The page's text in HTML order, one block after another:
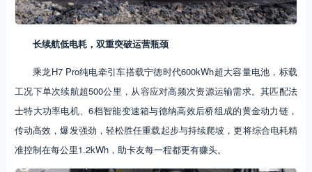
长续航低电耗，双重突破运营瓶颈
乘龙H7 Pro纯电牵引车搭载宁德时代600kWh超大容量电池，标载
工况下单次续航超500公里，从容应对高频次资源运输需求。其匹配法
士特大功率电机、6档智能变速箱与德纳高效后桥组成的黄金动力链，
传动高效，爆发强劲，轻松胜任重载起步与持续爬坡，更将综合电耗精
准控制在每公里1.2kWh，助卡友每一程都更有赚头。